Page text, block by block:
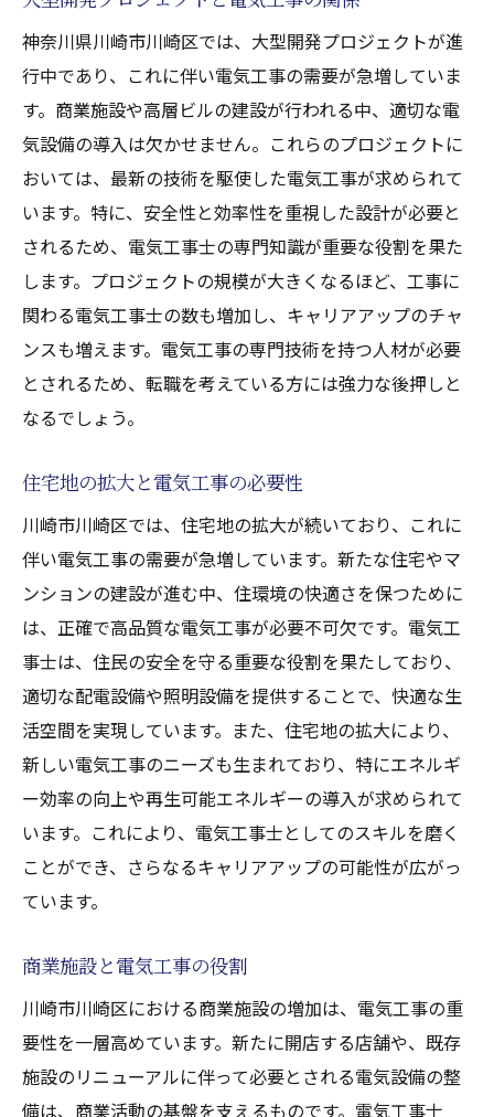
神奈川県川崎市川崎区では、大型開発プロジェクトが進
行中であり、これに伴い電気工事の需要が急増していま
す。商業施設や高層ビルの建設が行われる中、適切な電
気設備の導入は欠かせません。これらのプロジェクトに
おいては、最新の技術を駆使した電気工事が求められて
います。特に、安全性と効率性を重視した設計が必要と
されるため、電気工事士の専門知識が重要な役割を果た
します。プロジェクトの規模が大きくなるほど、工事に
関わる電気工事士の数も増加し、キャリアアップのチャ
ンスも増えます。電気工事の専門技術を持つ人材が必要
とされるため、転職を考えている方には強力な後押しと
なるでしょう。
住宅地の拡大と電気工事の必要性
川崎市川崎区では、住宅地の拡大が続いており、これに
伴い電気工事の需要が急増しています。新たな住宅やマ
ンションの建設が進む中、住環境の快適さを保つために
は、正確で高品質な電気工事が必要不可欠です。電気工
事士は、住民の安全を守る重要な役割を果たしており、
適切な配電設備や照明設備を提供することで、快適な生
活空間を実現しています。また、住宅地の拡大により、
新しい電気工事のニーズも生まれており、特にエネルギ
ー効率の向上や再生可能エネルギーの導入が求められて
います。これにより、電気工事士としてのスキルを磨く
ことができ、さらなるキャリアアップの可能性が広がっ
ています。
商業施設と電気工事の役割
川崎市川崎区における商業施設の増加は、電気工事の重
要性を一層高めています。新たに開店する店舗や、既存
施設のリニューアルに伴って必要とされる電気設備の整
備は、商業活動の基盤を支えるものです。電気工事士